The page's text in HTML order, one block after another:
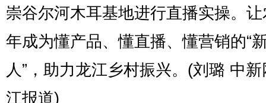
崇谷尔河木耳基地进行直播实操。
年成为懂产品、懂直播、懂营销的“
人”，助力龙江乡村振兴。(刘璐 中
江报道)